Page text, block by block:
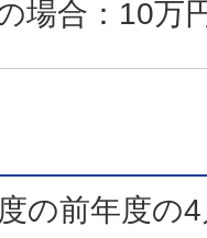
場合：10万
の前年度の